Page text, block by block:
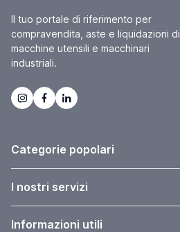
Il tuo portale di riferimento per
compravendita, aste e liquidazioni di
macchine utensili e macchinari
industriali.
Categorie popolari
I nostri servizi
Informazioni utili